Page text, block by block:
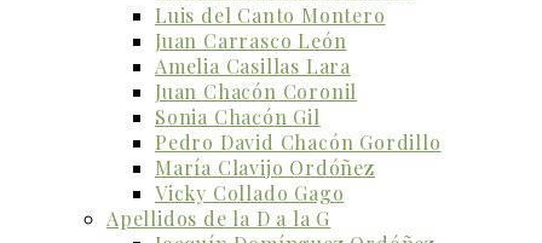
Luis del Canto Montero
Juan Carrasco León
Amelia Casillas Lara
Juan Chacón Coronil
Sonia Chacón Gil
Pedro David Chacón Gordillo
María Clavijo Ordóñez
Vicky Collado Gago
Apellidos de la D a la G